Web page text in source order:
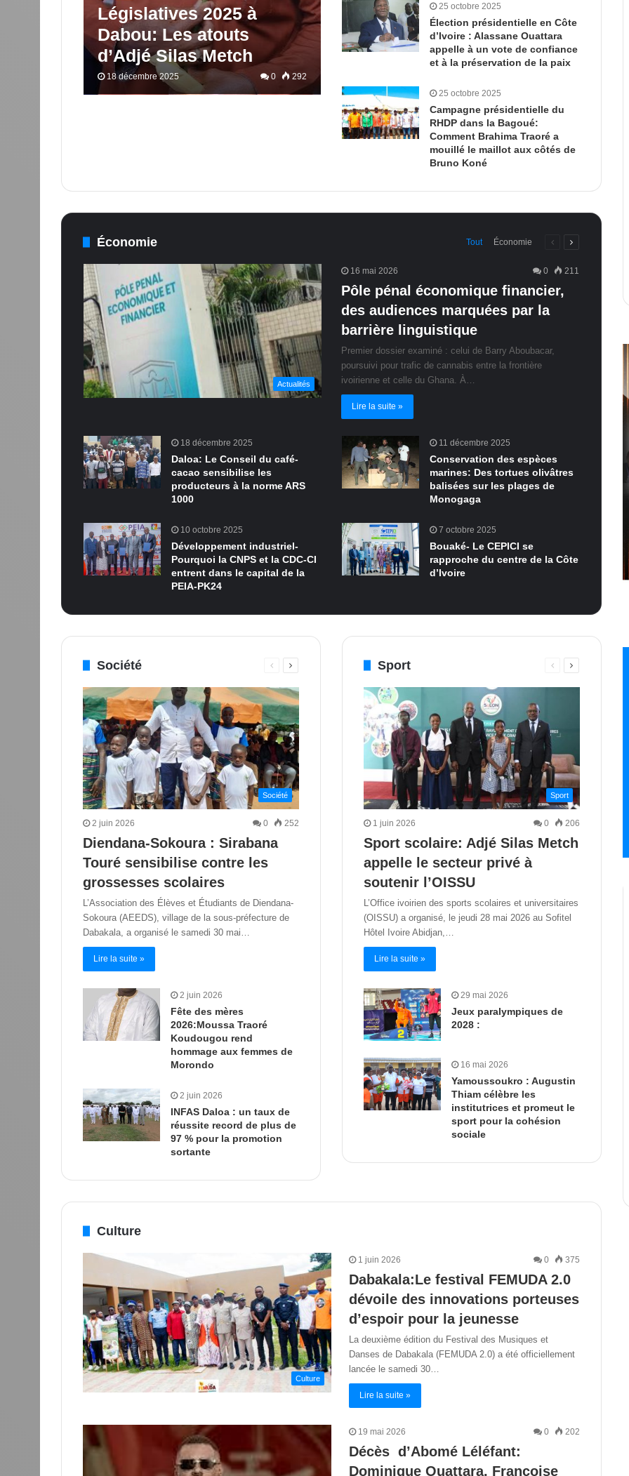
Législatives 2025 à
Dabou: Les atouts
d’Adjé Silas Metch
18 décembre 2025 0 292
25 octobre 2025
Élection présidentielle en Côte
d’Ivoire : Alassane Ouattara
appelle à un vote de confiance
et à la préservation de la paix
25 octobre 2025
Campagne présidentielle du
RHDP dans la Bagoué:
Comment Brahima Traoré a
mouillé le maillot aux côtés de
Bruno Koné
Économie Tout Économie
PagePage
Actualités
16 mai 2026 0 211
Pôle pénal économique financier,
des audiences marquées par la
barrière linguistique
Premier dossier examiné : celui de Barry Aboubacar,
poursuivi pour trafic de cannabis entre la frontière
ivoirienne et celle du Ghana. À…
Lire la suite »
18 décembre 2025
Daloa: Le Conseil du café-
cacao sensibilise les
producteurs à la norme ARS
1000
11 décembre 2025
Conservation des espèces
marines: Des tortues olivâtres
balisées sur les plages de
Monogaga
10 octobre 2025
Développement industriel-
Pourquoi la CNPS et la CDC-CI
entrent dans le capital de la
PEIA-PK24
7 octobre 2025
Bouaké- Le CEPICI se
rapproche du centre de la Côte
d’Ivoire
Société
PagePage
Société
2 juin 2026 0 252
Diendana-Sokoura : Sirabana
Touré sensibilise contre les
grossesses scolaires
L’Association des Élèves et Étudiants de Diendana-
Sokoura (AEEDS), village de la sous-préfecture de
Dabakala, a organisé le samedi 30 mai…
Lire la suite »
2 juin 2026
Fête des mères
2026:Moussa Traoré
Koudougou rend
hommage aux femmes de
Morondo
2 juin 2026
INFAS Daloa : un taux de
réussite record de plus de
97 % pour la promotion
sortante
Sport
PagePage
Sport
1 juin 2026 0 206
Sport scolaire: Adjé Silas Metch
appelle le secteur privé à
soutenir l’OISSU
L’Office ivoirien des sports scolaires et universitaires
(OISSU) a organisé, le jeudi 28 mai 2026 au Sofitel
Hôtel Ivoire Abidjan,…
Lire la suite »
29 mai 2026
Jeux paralympiques de
2028 :
16 mai 2026
Yamoussoukro : Augustin
Thiam célèbre les
institutrices et promeut le
sport pour la cohésion
sociale
Culture
Culture
1 juin 2026 0 375
Dabakala:Le festival FEMUDA 2.0
dévoile des innovations porteuses
d’espoir pour la jeunesse
La deuxième édition du Festival des Musiques et
Danses de Dabakala (FEMUDA 2.0) a été officiellement
lancée le samedi 30…
Lire la suite »
19 mai 2026 0 202
Décès d’Abomé Léléfant:
Dominique Ouattara, Françoise